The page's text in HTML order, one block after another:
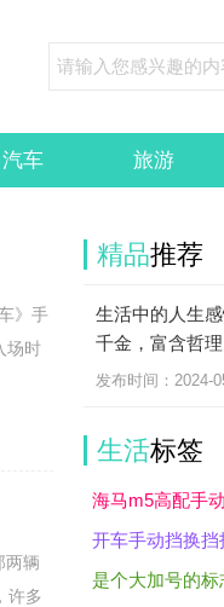
汽车 旅游
》手
场时
两辆
许多
精品推荐
生活中的人生
千金，富含哲理
发布时间：2024-
生活标签
海马m5高配手
开车手动挡换挡
是个大加号的标